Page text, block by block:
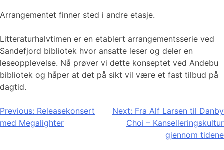
Arrangementet finner sted i andre etasje.
Litteraturhalvtimen er en etablert arrangementsserie ved
Sandefjord bibliotek hvor ansatte leser og deler en
leseopplevelse. Nå prøver vi dette konseptet ved Andebu
bibliotek og håper at det på sikt vil være et fast tilbud på
dagtid.
Innleggsnavigasjon
Previous: Releasekonsert
med Megalighter
Next: Fra Alf Larsen til Danby
Choi – Kanselleringskultur
gjennom tidene